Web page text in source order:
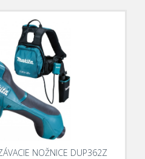
NOŽNICE DUP362Z